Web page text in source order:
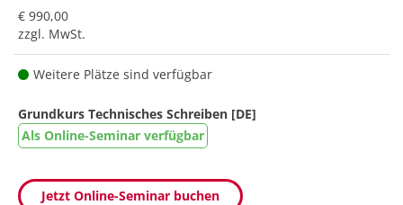
€ 990,00
zzgl. MwSt.
Weitere Plätze sind verfügbar
Grundkurs Technisches Schreiben [DE]
Als Online-Seminar verfügbar
Jetzt Online-Seminar buchen